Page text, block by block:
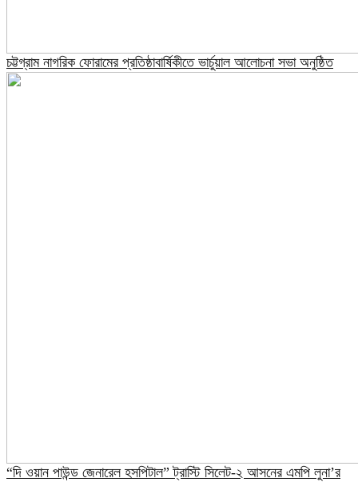
চট্টগ্রাম নাগরিক ফোরামের প্রতিষ্ঠাবার্ষিকীতে ভার্চুয়াল আলোচনা সভা অনুষ্ঠিত
“দি ওয়ান পাউন্ড জেনারেল হসপিটাল” ট্রাস্টি সিলেট-২ আসনের এমপি লুনা’র